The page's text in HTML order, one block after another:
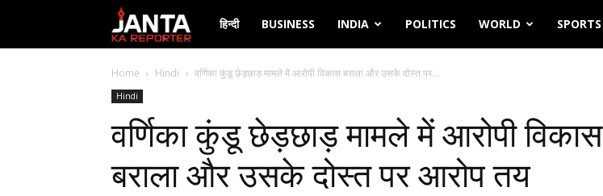
Janta
Ka
Reporter
हिन्दी BUSINESS INDIA POLITICS WORLD SPORTS
Home Hindi वर्णिका कुंडू छेड़छाड़ मामले में आरोपी विकास बराला और उसके दोस्त पर...
Hindi
वर्णिका कुंडू छेड़छाड़ मामले में आरोपी विकास
बराला और उसके दोस्त पर आरोप तय